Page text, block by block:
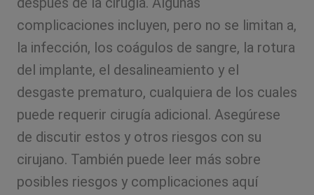
complicaciones incluyen, pero no se limitan a,
la infección, los coágulos de sangre, la rotura
del implante, el desalineamiento y el
desgaste prematuro, cualquiera de los cuales
puede requerir cirugía adicional. Asegúrese
de discutir estos y otros riesgos con su
cirujano. También puede leer más sobre
posibles riesgos y complicaciones aquí